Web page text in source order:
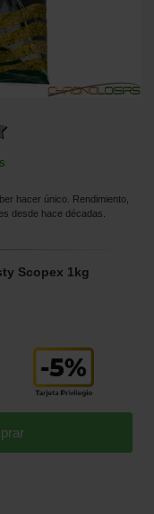
hacer único. Rendimiento,
desde hace décadas.
Scopex 1kg